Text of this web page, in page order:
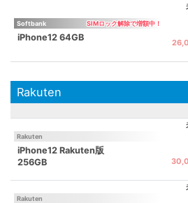
Softbank
iPhone12 64GB
Rakuten
Rakuten
iPhone12 Rakuten版
256GB
Rakuten